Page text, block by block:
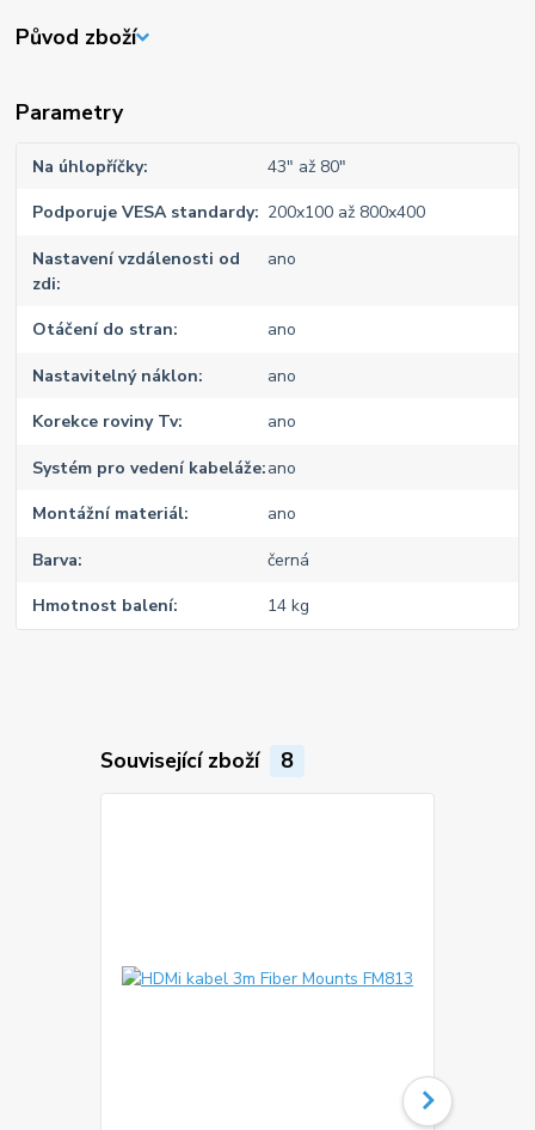
Původ zboží
Parametry
Na úhlopříčky 43" až 80"
Podporuje VESA standardy 200x100 až 800x400
Nastavení vzdálenosti od
zdi
ano
Otáčení do stran ano
Nastavitelný náklon ano
Korekce roviny Tv ano
Systém pro vedení kabeláže ano
Montážní materiál ano
Barva černá
Hmotnost balení 14 kg
Související zboží 8